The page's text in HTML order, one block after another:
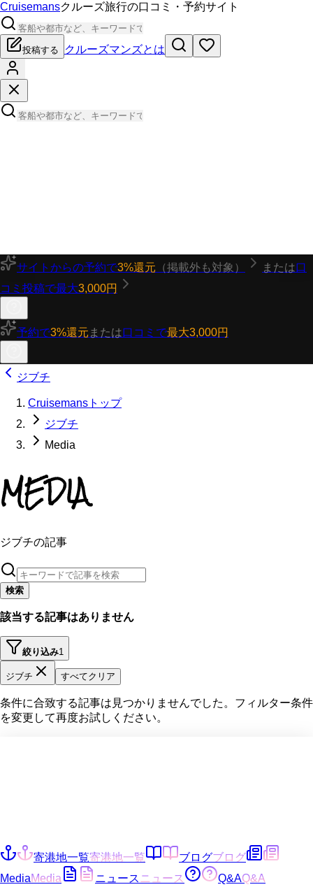
Cruisemansクルーズ旅行の口コミ・予約サイト
投稿する クルーズマンズとは
サイトからの予約で3%還元 （掲載外も対象） または口
コミ投稿で最大3,000円
予約で3%還元 または口コミで最大3,000円
ジブチ
Cruisemansトップ
ジブチ
Media
MEDIA
ジブチの記事
検索
該当する記事はありません
絞り込み1
ジブチ すべてクリア
条件に合致する記事は見つかりませんでした。フィルター条件
を変更して再度お試しください。
寄港地一覧寄港地一覧 ブログブログ
MediaMedia ニュース ニュース Q&AQ&A